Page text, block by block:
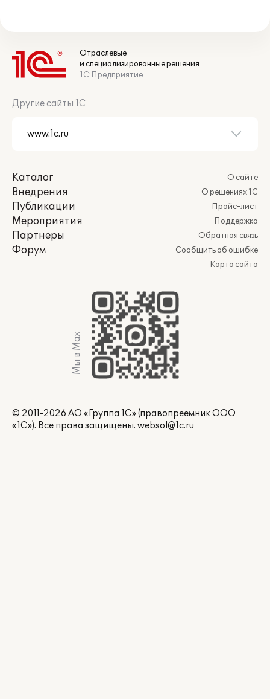
Отраслевые
и специализированные решения
1С:Предприятие
Другие сайты 1С
Каталог
Внедрения
Публикации
Мероприятия
Партнеры
Форум
О сайте
О решениях 1С
Прайс-лист
Поддержка
Обратная связь
Сообщить об ошибке
Карта сайта
Мы в Max
© 2011-2026 АО «Группа 1С» (правопреемник ООО
«1С»). Все права защищены. websol@1c.ru